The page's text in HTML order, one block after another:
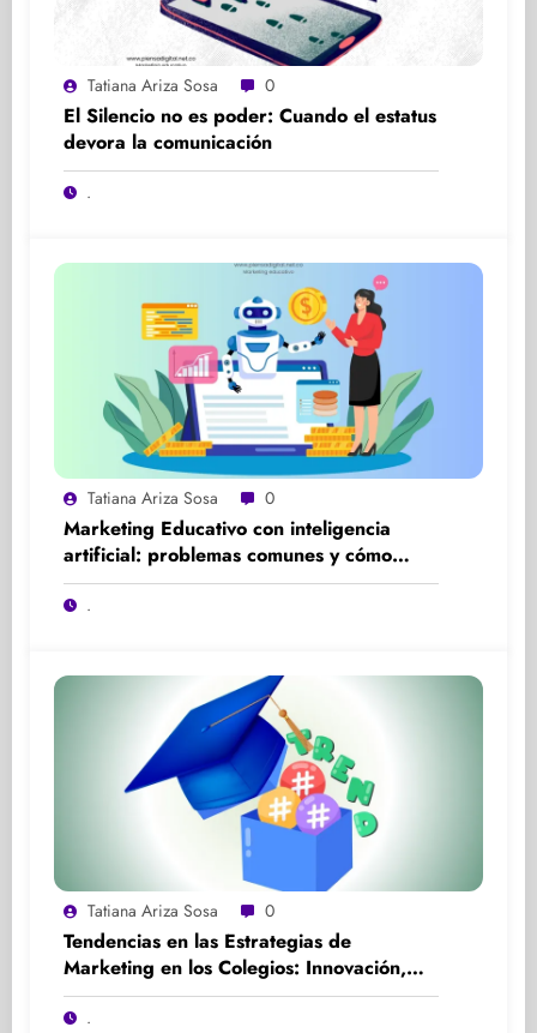
Tatiana Ariza Sosa 0
El Silencio no es poder: Cuando el estatus
devora la comunicación
.
Tatiana Ariza Sosa 0
Marketing Educativo con inteligencia
artificial: problemas comunes y cómo
solucionarlos
.
Tatiana Ariza Sosa 0
Tendencias en las Estrategias de
Marketing en los Colegios: Innovación,
Participación y Experiencia
.